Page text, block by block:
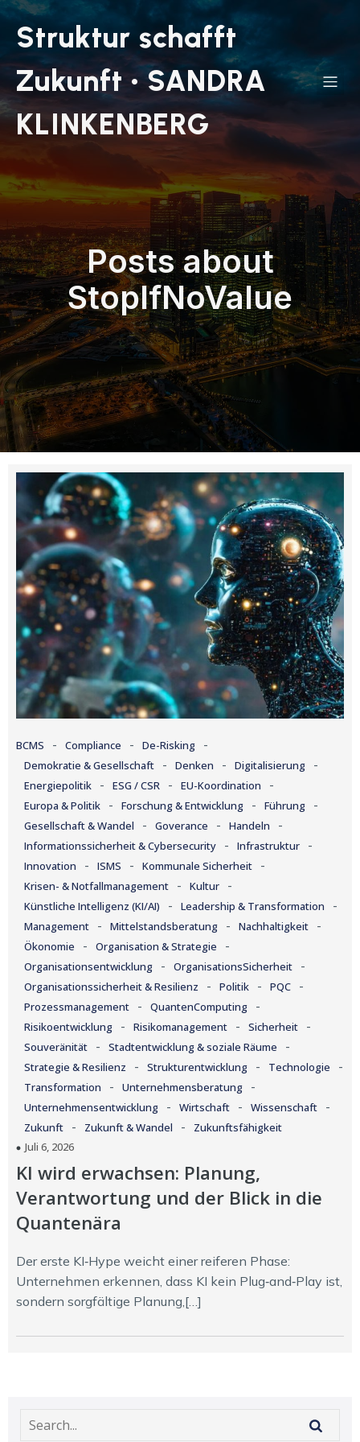
Struktur schafft
Zukunft • SANDRA
KLINKENBERG
Posts about
StopIfNoValue
BCMS - Compliance - De-Risking -
Demokratie & Gesellschaft - Denken - Digitalisierung -
Energiepolitik - ESG / CSR - EU-Koordination -
Europa & Politik - Forschung & Entwicklung - Führung -
Gesellschaft & Wandel - Goverance - Handeln -
Informationssicherheit & Cybersecurity - Infrastruktur -
Innovation - ISMS - Kommunale Sicherheit -
Krisen- & Notfallmanagement - Kultur -
Künstliche Intelligenz (KI/AI) - Leadership & Transformation -
Management - Mittelstandsberatung - Nachhaltigkeit -
Ökonomie - Organisation & Strategie -
Organisationsentwicklung - OrganisationsSicherheit -
Organisationssicherheit & Resilienz - Politik - PQC -
Prozessmanagement - QuantenComputing -
Risikoentwicklung - Risikomanagement - Sicherheit -
Souveränität - Stadtentwicklung & soziale Räume -
Strategie & Resilienz - Strukturentwicklung - Technologie -
Transformation - Unternehmensberatung -
Unternehmensentwicklung - Wirtschaft - Wissenschaft -
Zukunft - Zukunft & Wandel -
Zukunftsfähigkeit
Juli 6, 2026
KI wird erwachsen: Planung,
Verantwortung und der Blick in die
Quantenära
Der erste KI‑Hype weicht einer reiferen Phase:
Unternehmen erkennen, dass KI kein Plug‑and‑Play ist,
sondern sorgfältige Planung,[…]